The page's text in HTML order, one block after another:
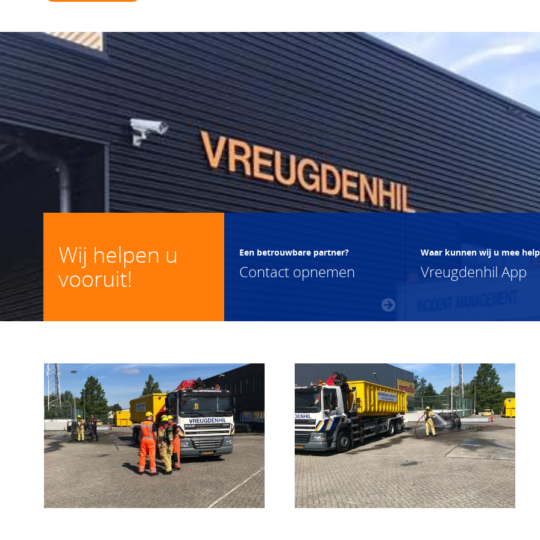
Wij helpen u
vooruit!
Een betrouwbare partner?
Contact opnemen
Waar kunnen wij u mee
Vreugdenhil App